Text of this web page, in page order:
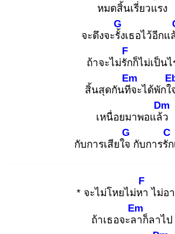
หมดสิ้นเรี่ยวแรง
จะดึงจะรั้ง
G
เธอไว้อีกแ
ถ้าจะไม่รัก
F
ก็ไม่เป็นไ
สิ้นสุดกันทีจ
Em
ะได้พักใ
เหนื่อยมาพอแล้ว
Dm
กับการเสียใจ
G
กับการรัก
C
* จะไม่โหยไม่หา
F
ไม่อ
ถ้าเธอจะลา
Em
ก็ลาไป